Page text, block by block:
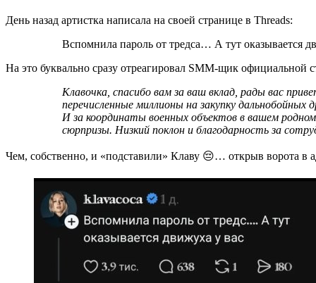
День назад артистка написала на своей странице в Threads:
Вспомнила пароль от тредса… А тут оказывается
На это буквально сразу отреагировал SMM-щик
Клавочка, спасибо вам за ваш вклад, рады вас приветствовать! Еще раз благодарим за
перечисленные миллионы на закупку
И за координаты военных объектов в вашем
сюрпризы. Низкий поклон и благодарность за
Чем, собственно, и «подставили» Клаву 😔… открыв ворота в